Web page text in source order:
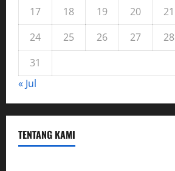
17
18 19 20 21
24
25 26 27 28
31
« Jul
TENTANG KAMI